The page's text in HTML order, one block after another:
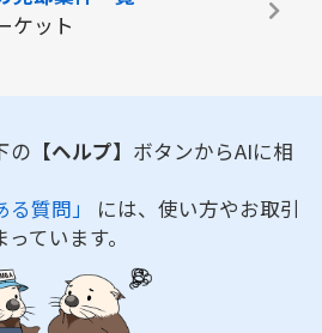
ケット
の 【ヘルプ】 ボタンからAIに相
る質問」 には、使い方やお取引
ています。